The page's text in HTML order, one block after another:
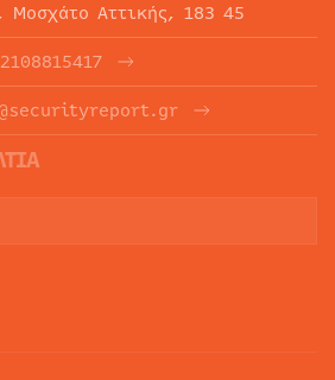
Αττικής, 183 45
2108815417